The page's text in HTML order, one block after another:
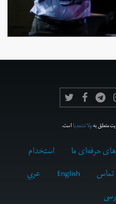
متعلق بهولانت‌مدیااست.
حرفه‌ای ما
استخدام
تماس English
عربي